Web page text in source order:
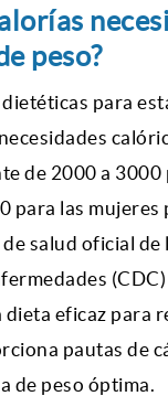
peso?
dietéticas para
de 2000 a 3000
para las mujeres
salud oficial
(CDC)
dieta eficaz para
pautas de
de peso óptima.